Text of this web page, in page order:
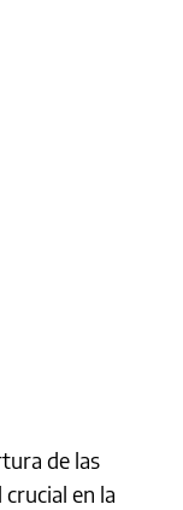
de las
en la